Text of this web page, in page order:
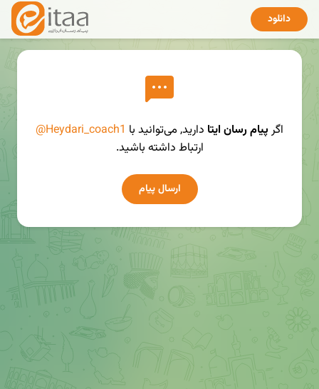
دانلود
اگر پیام رسان ایتا دارید, می‌توانید با @Heydari_coach1
ارتباط داشته باشید.
ارسال پیام